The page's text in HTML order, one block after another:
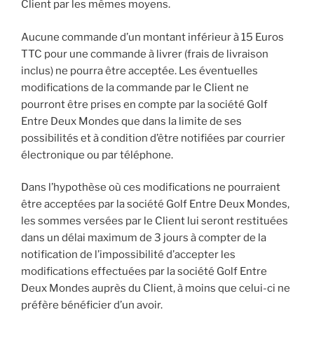
Client par les mêmes moyens.
Aucune commande d’un montant inférieur à 15 Euros
TTC pour une commande à livrer (frais de livraison
inclus) ne pourra être acceptée. Les éventuelles
modifications de la commande par le Client ne
pourront être prises en compte par la société Golf
Entre Deux Mondes que dans la limite de ses
possibilités et à condition d’être notifiées par courrier
électronique ou par téléphone.
Dans l’hypothèse où ces modifications ne pourraient
être acceptées par la société Golf Entre Deux Mondes,
les sommes versées par le Client lui seront restituées
dans un délai maximum de 3 jours à compter de la
notification de l’impossibilité d’accepter les
modifications effectuées par la société Golf Entre
Deux Mondes auprès du Client, à moins que celui-ci ne
préfère bénéficier d’un avoir.